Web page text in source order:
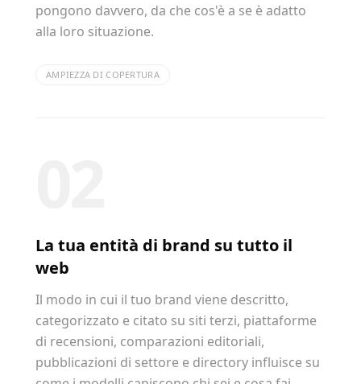
pongono davvero, da che cos'è a se è adatto
alla loro situazione.
AMPIEZZA DI COPERTURA
La tua entità di brand su tutto il
web
Il modo in cui il tuo brand viene descritto,
categorizzato e citato su siti terzi, piattaforme
di recensioni, comparazioni editoriali,
pubblicazioni di settore e directory influisce su